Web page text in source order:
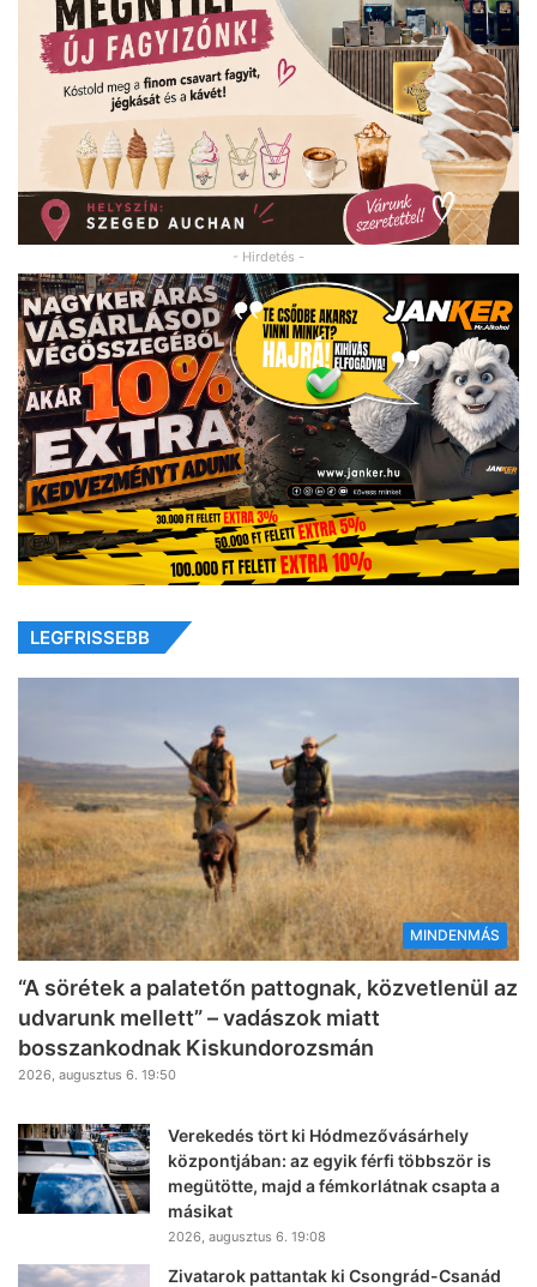
- Hirdetés -
LEGFRISSEBB
MINDENMÁS
“A sörétek a palatetőn pattognak, közvetlenül az
udvarunk mellett” – vadászok miatt
bosszankodnak Kiskundorozsmán
2026, augusztus 6. 19:50
Verekedés tört ki Hódmezővásárhely
központjában: az egyik férfi többször is
megütötte, majd a fémkorlátnak csapta a
másikat
2026, augusztus 6. 19:08
Zivatarok pattantak ki Csongrád-Csanád